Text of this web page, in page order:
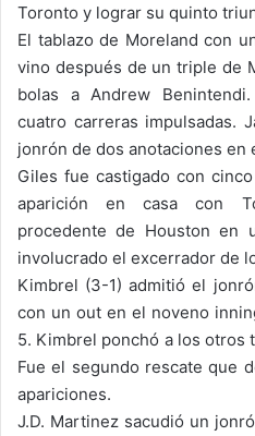
Toronto y lograr su quinto
El tablazo de Moreland con
vino después de un triple de
bolas a Andrew
cuatro carreras impulsadas.
jonrón de dos anotaciones en
Giles fue castigado con
aparición en casa con
procedente de Houston en
involucrado el excerrador de
Kimbrel (3-1) admitió el
con un out en el noveno
5. Kimbrel ponchó a los otros
Fue el segundo rescate que
apariciones.
J.D. Martinez sacudió un